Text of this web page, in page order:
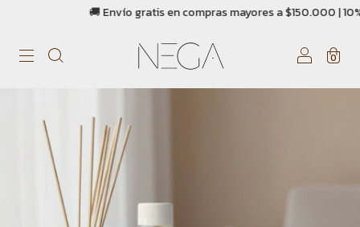
🚚 Envío gratis en compras mayores a $150.000 | 10% OFF
0